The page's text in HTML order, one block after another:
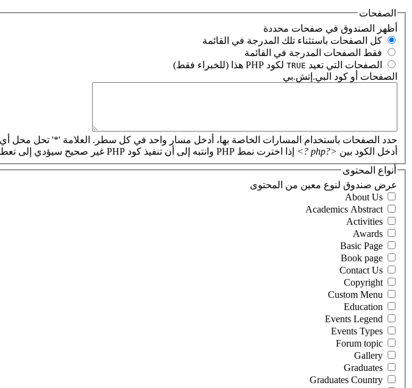
الصفحات
‏أظهر الصندوق في صفحات محددة ‏
‏كل الصفحات باستثناء تلك المدرجة في القائمة ‏
‏فقط الصفحات المدرجة في القائمة ‏
‏الصفحات التي تعيد TRUE لكود PHP هذا (للخبراء فقط) ‏
الصفحات أو كود البي.إتش.بي
حدد الصفحات باستخدام المسارات الخاصة بها، أدخل مسار واحد في كل سطر. العلامة '*' تحل محل
أدخل الكود بين <?php ?>
إذا اخترت نمط PHP وانتبه إلى أن تنفيذ كود PHP غير صحيح سيؤدي إلى تعطل موقعك.
أنواع المحتوى
‏عرض صندوق لنوع معين من المحتوى ‏